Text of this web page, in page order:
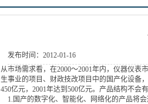
发布时间：2012-01-16
从市场需求看，在2000～2001年内，仪器仪表
生事业的项目、财政技改项目中的国产化设备
450亿元，2001年达到500亿元。产品结构不会
1.国产的数字化、智能化、网络化的产品将